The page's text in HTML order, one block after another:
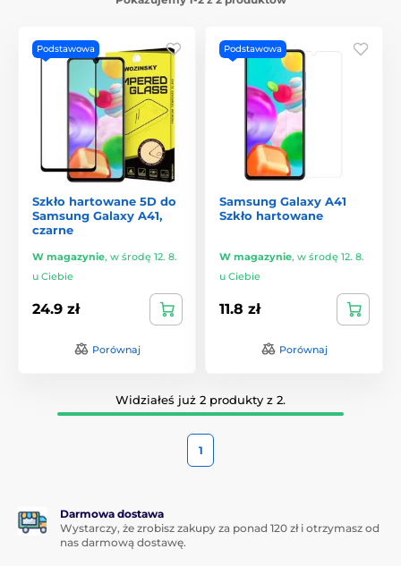
Podstawowa
Szkło hartowane 5D do
Samsung Galaxy A41,
czarne
W magazynie, w środę 12. 8.
u Ciebie
24.9 zł
Porównaj
Podstawowa
Samsung Galaxy A41
Szkło hartowane
W magazynie, w środę 12. 8.
u Ciebie
11.8 zł
Porównaj
Widziałeś już 2 produkty z 2.
1
Darmowa dostawa
Wystarczy, że zrobisz zakupy za ponad 120 zł i otrzymasz od
nas darmową dostawę.